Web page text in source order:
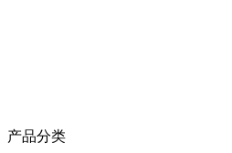
产品分类